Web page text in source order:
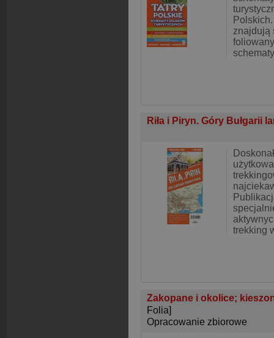
znajdują
Riła i Piryn. Góry Bułgarii
trekking
Zakopane i okolice;
Folia]
Opracowanie zbiorowe